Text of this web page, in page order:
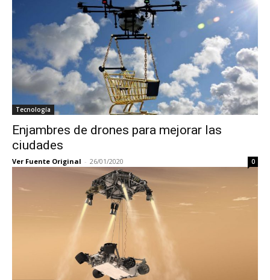
Tecnología
Enjambres de drones para mejorar las
ciudades
Ver Fuente Original - 26/01/2020 0